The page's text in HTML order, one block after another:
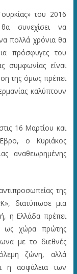
του 2016
συνεχίσει να
πολλά χρόνια θα
πρόσφυγες του
συμφωνίας είναι
της όμως πρέπει
καλύπτουν
16 Μαρτίου και
ο Κυριάκος
αναθεωρημένης
της
διατύπωσε μια
η Ελλάδα πρέπει
ως χώρα πρώτης
με το διεθνές
ζώνη, αλλά
η ασφάλεια των